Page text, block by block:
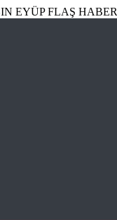
EYÜP FLAŞ HABER